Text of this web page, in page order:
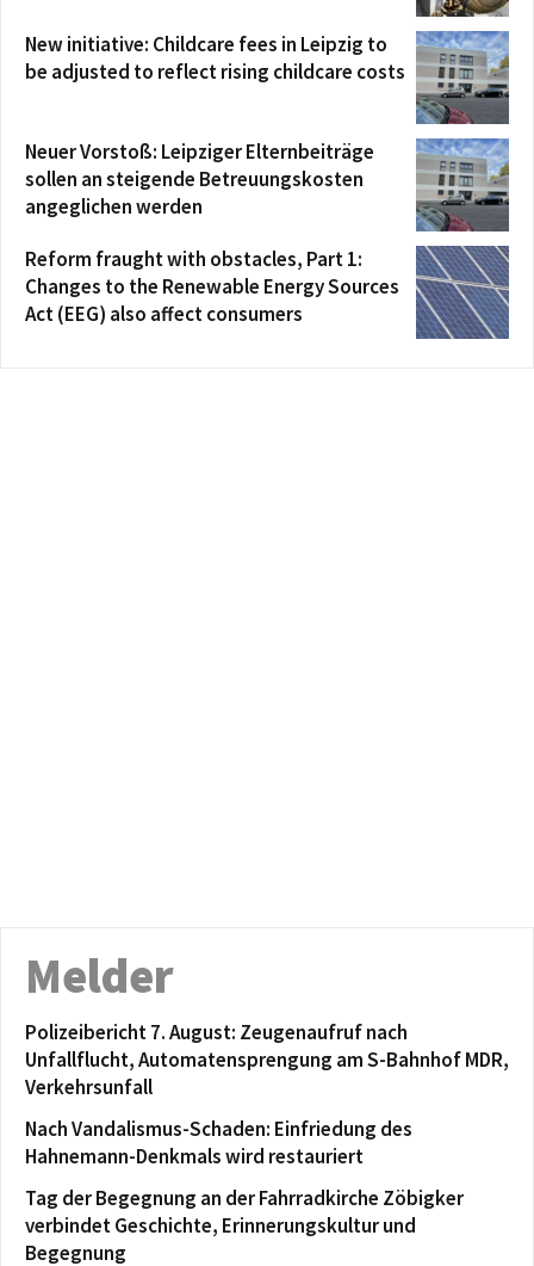
New initiative: Childcare fees in Leipzig to
be adjusted to reflect rising childcare costs
Neuer Vorstoß: Leipziger Elternbeiträge
sollen an steigende Betreuungskosten
angeglichen werden
Reform fraught with obstacles, Part 1:
Changes to the Renewable Energy Sources
Act (EEG) also affect consumers
Melder
Polizeibericht 7. August: Zeugenaufruf nach
Unfallflucht, Automatensprengung am S-Bahnhof MDR,
Verkehrsunfall
Nach Vandalismus-Schaden: Einfriedung des
Hahnemann-Denkmals wird restauriert
Tag der Begegnung an der Fahrradkirche Zöbigker
verbindet Geschichte, Erinnerungskultur und
Begegnung